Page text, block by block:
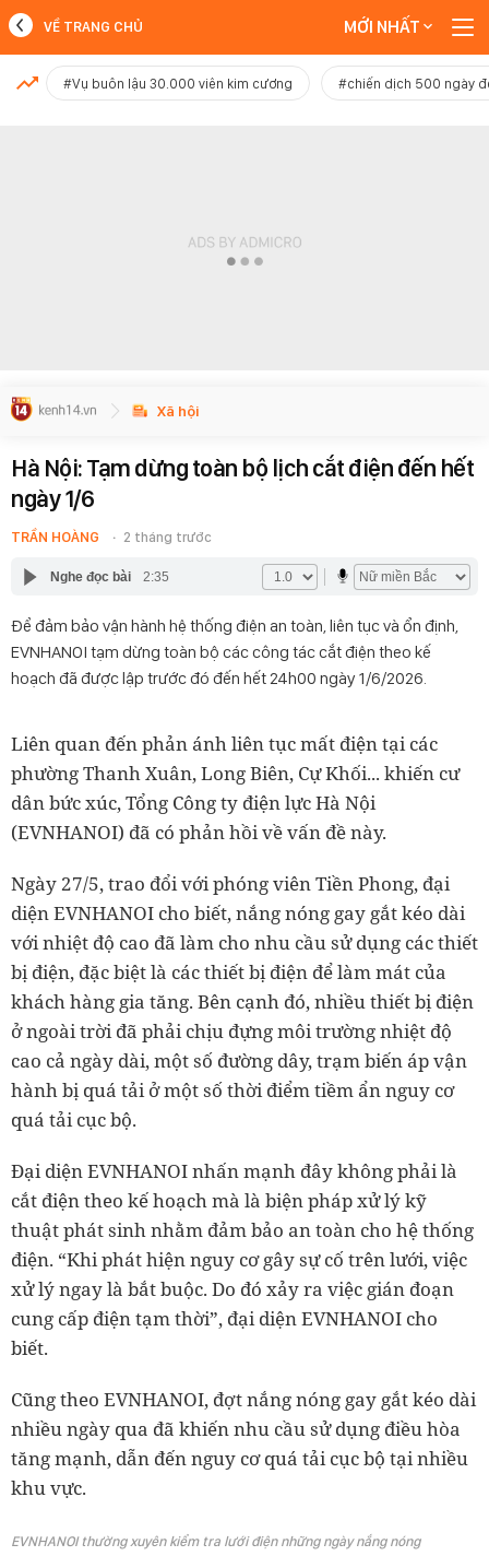
MỚI NHẤT
VỀ TRANG CHỦ MỚI NHẤT
#Vụ buôn lậu 30.000 viên kim cương #chiến dịch 500 ngày
Xã hội
Hà Nội: Tạm dừng toàn bộ lịch cắt điện đến hết
ngày 1/6
TRẦN HOÀNG 2 tháng trước
Nghe đọc bài 2:35
Để đảm bảo vận hành hệ thống điện an toàn, liên tục và ổn định,
EVNHANOI tạm dừng toàn bộ các công tác cắt điện theo kế
hoạch đã được lập trước đó đến hết 24h00 ngày 1/6/2026.
Liên quan đến phản ánh liên tục mất điện tại các
phường Thanh Xuân, Long Biên, Cự Khối... khiến cư
dân bức xúc, Tổng Công ty điện lực Hà Nội
(EVNHANOI) đã có phản hồi về vấn đề này.
Ngày 27/5, trao đổi với phóng viên Tiền Phong, đại
diện EVNHANOI cho biết, nắng nóng gay gắt kéo dài
với nhiệt độ cao đã làm cho nhu cầu sử dụng các thiết
bị điện, đặc biệt là các thiết bị điện để làm mát của
khách hàng gia tăng. Bên cạnh đó, nhiều thiết bị điện
ở ngoài trời đã phải chịu đựng môi trường nhiệt độ
cao cả ngày dài, một số đường dây, trạm biến áp vận
hành bị quá tải ở một số thời điểm tiềm ẩn nguy cơ
quá tải cục bộ.
Đại diện EVNHANOI nhấn mạnh đây không phải là
cắt điện theo kế hoạch mà là biện pháp xử lý kỹ
thuật phát sinh nhằm đảm bảo an toàn cho hệ thống
điện. “Khi phát hiện nguy cơ gây sự cố trên lưới, việc
xử lý ngay là bắt buộc. Do đó xảy ra việc gián đoạn
cung cấp điện tạm thời”, đại diện EVNHANOI cho
biết.
Cũng theo EVNHANOI, đợt nắng nóng gay gắt kéo dài
nhiều ngày qua đã khiến nhu cầu sử dụng điều hòa
tăng mạnh, dẫn đến nguy cơ quá tải cục bộ tại nhiều
khu vực.
EVNHANOI thường xuyên kiểm tra lưới điện những ngày nắng nóng